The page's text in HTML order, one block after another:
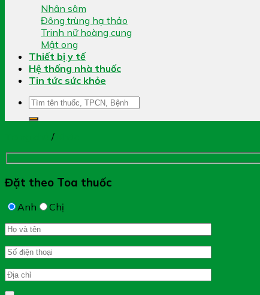
Nhân sâm
Đông trùng hạ thảo
Trinh nữ hoàng cung
Mật ong
Thiết bị y tế
Hệ thống nhà thuốc
Tin tức sức khỏe
Tìm
kiếm:
/
Đặt theo Toa thuốc
Anh Chị